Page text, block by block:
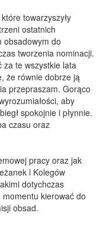
towarzyszyły
ostatnich
obsadowym do
tworzenia nominacji.
za te wszystkie lata
że równie dobrze ją
przepraszam. Gorąco
aby
spokojnie i płynnie.
czasu oraz
pracy oraz jak
i Kolegów
dotychczas
kierować do
obsad.